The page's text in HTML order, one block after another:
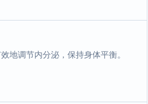
地调节内分泌，保持身体平衡。